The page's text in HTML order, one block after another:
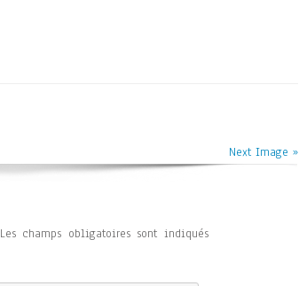
Next Image »
Les champs obligatoires sont indiqués